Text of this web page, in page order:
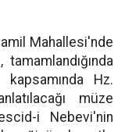
Mahallesi'nde
Hz.
müze
i Nebevi'nin